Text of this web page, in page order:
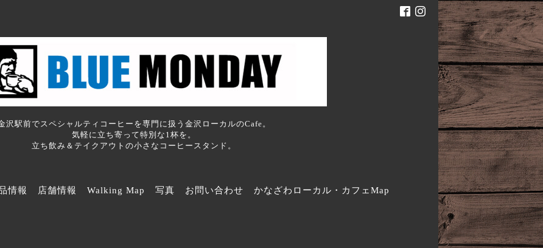
沢駅前でスペシャルティコーヒーを専門に扱う金沢ローカルのCafe。
気軽に立ち寄って特別な1杯を。
立ち飲み＆テイクアウトの小さなコーヒースタンド。
情報 店舗情報 Walking Map 写真 お問い合わせ かなざわローカル・カフェMap